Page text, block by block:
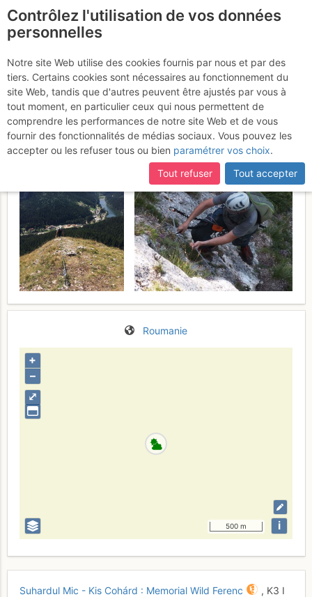
Suhardul Mic - Kis
Cohárd : Mémorial Wild
Ferenc
Samedi 5 août 2017
Roumanie
⤢
+
–
500 m i
Suhardul Mic - Kis Cohárd : Memorial Wild Ferenc , K3 I
Contrôlez l'utilisation de vos données
personnelles
Notre site Web utilise des cookies fournis par nous et par des
tiers. Certains cookies sont nécessaires au fonctionnement du
site Web, tandis que d'autres peuvent être ajustés par vous à
tout moment, en particulier ceux qui nous permettent de
comprendre les performances de notre site Web et de vous
fournir des fonctionnalités de médias sociaux. Vous pouvez les
accepter ou les refuser tous ou bien paramétrer vos choix.
Tout refuser
Tout accepter